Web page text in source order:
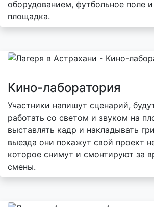
оборудованием, футбольное поле
площадка.
Кино-лаборатория
Участники напишут сценарий,
работать со светом и звуком на
выставлять кадр и накладывать
выезда они покажут свой проект
которое снимут и смонтируют за
смены.